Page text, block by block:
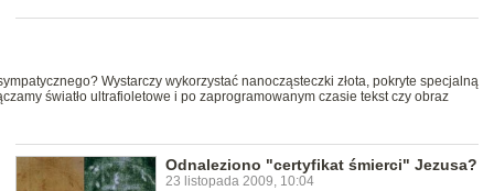
Wystarczy wykorzystać nanocząsteczki złota, pokryte specjalną
światło ultrafioletowe i po zaprogramowanym czasie tekst czy obraz
Odnaleziono "certyfikat śmierci" Jezusa?
23 listopada 2009, 10:04